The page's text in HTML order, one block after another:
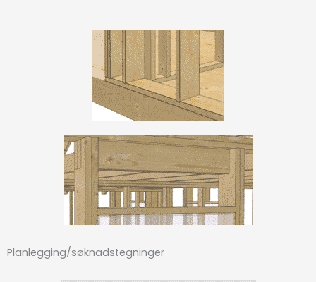
Planlegging/søknadstegninger